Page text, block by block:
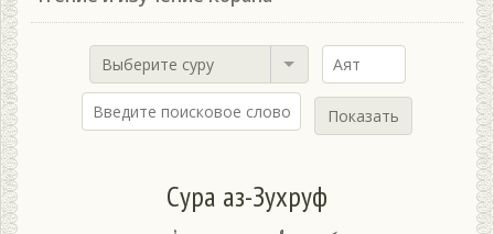
Выберите суру
Показать
Сура аз-Зухруф